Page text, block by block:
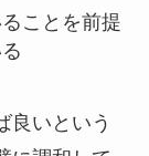
ことを前提
良いという